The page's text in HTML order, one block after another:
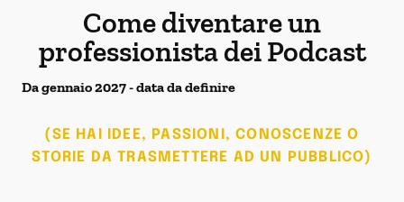
Come diventare un
professionista dei Podcast
Da gennaio 2027 - data da definire
(SE HAI IDEE, PASSIONI, CONOSCENZE O
STORIE DA TRASMETTERE AD UN PUBBLICO)